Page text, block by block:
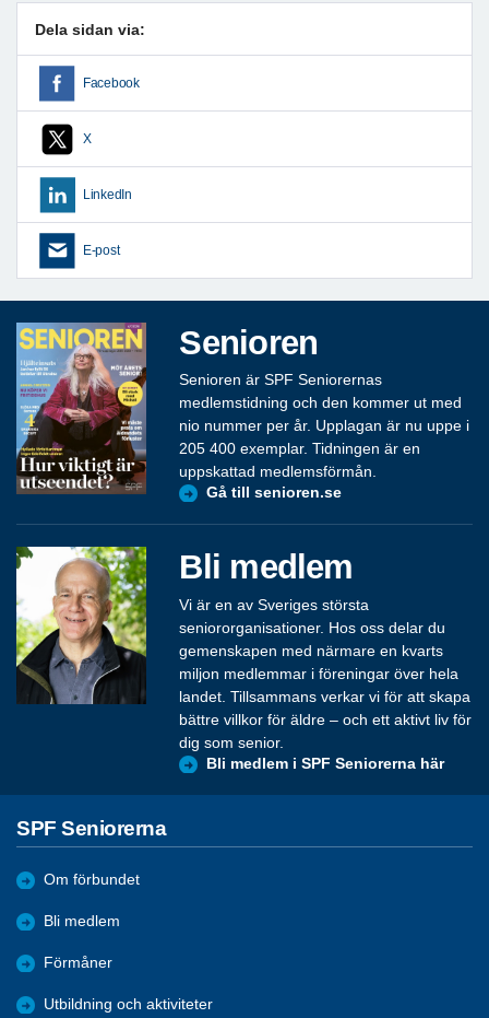
Dela sidan via:
Facebook
X
LinkedIn
E-post
Senioren
Senioren är SPF Seniorernas
medlemstidning och den kommer ut med
nio nummer per år. Upplagan är nu uppe i
205 400 exemplar. Tidningen är en
uppskattad medlemsförmån.
Gå till senioren.se
Bli medlem
Vi är en av Sveriges största
seniororganisationer. Hos oss delar du
gemenskapen med närmare en kvarts
miljon medlemmar i föreningar över hela
landet. Tillsammans verkar vi för att skapa
bättre villkor för äldre – och ett aktivt liv för
dig som senior.
Bli medlem i SPF Seniorerna här
SPF Seniorerna
Om förbundet
Bli medlem
Förmåner
Utbildning och aktiviteter